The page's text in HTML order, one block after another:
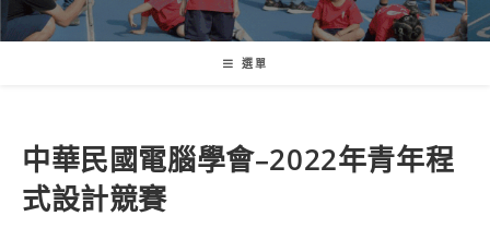
選單
中華民國電腦學會–2022年青年程
式設計競賽